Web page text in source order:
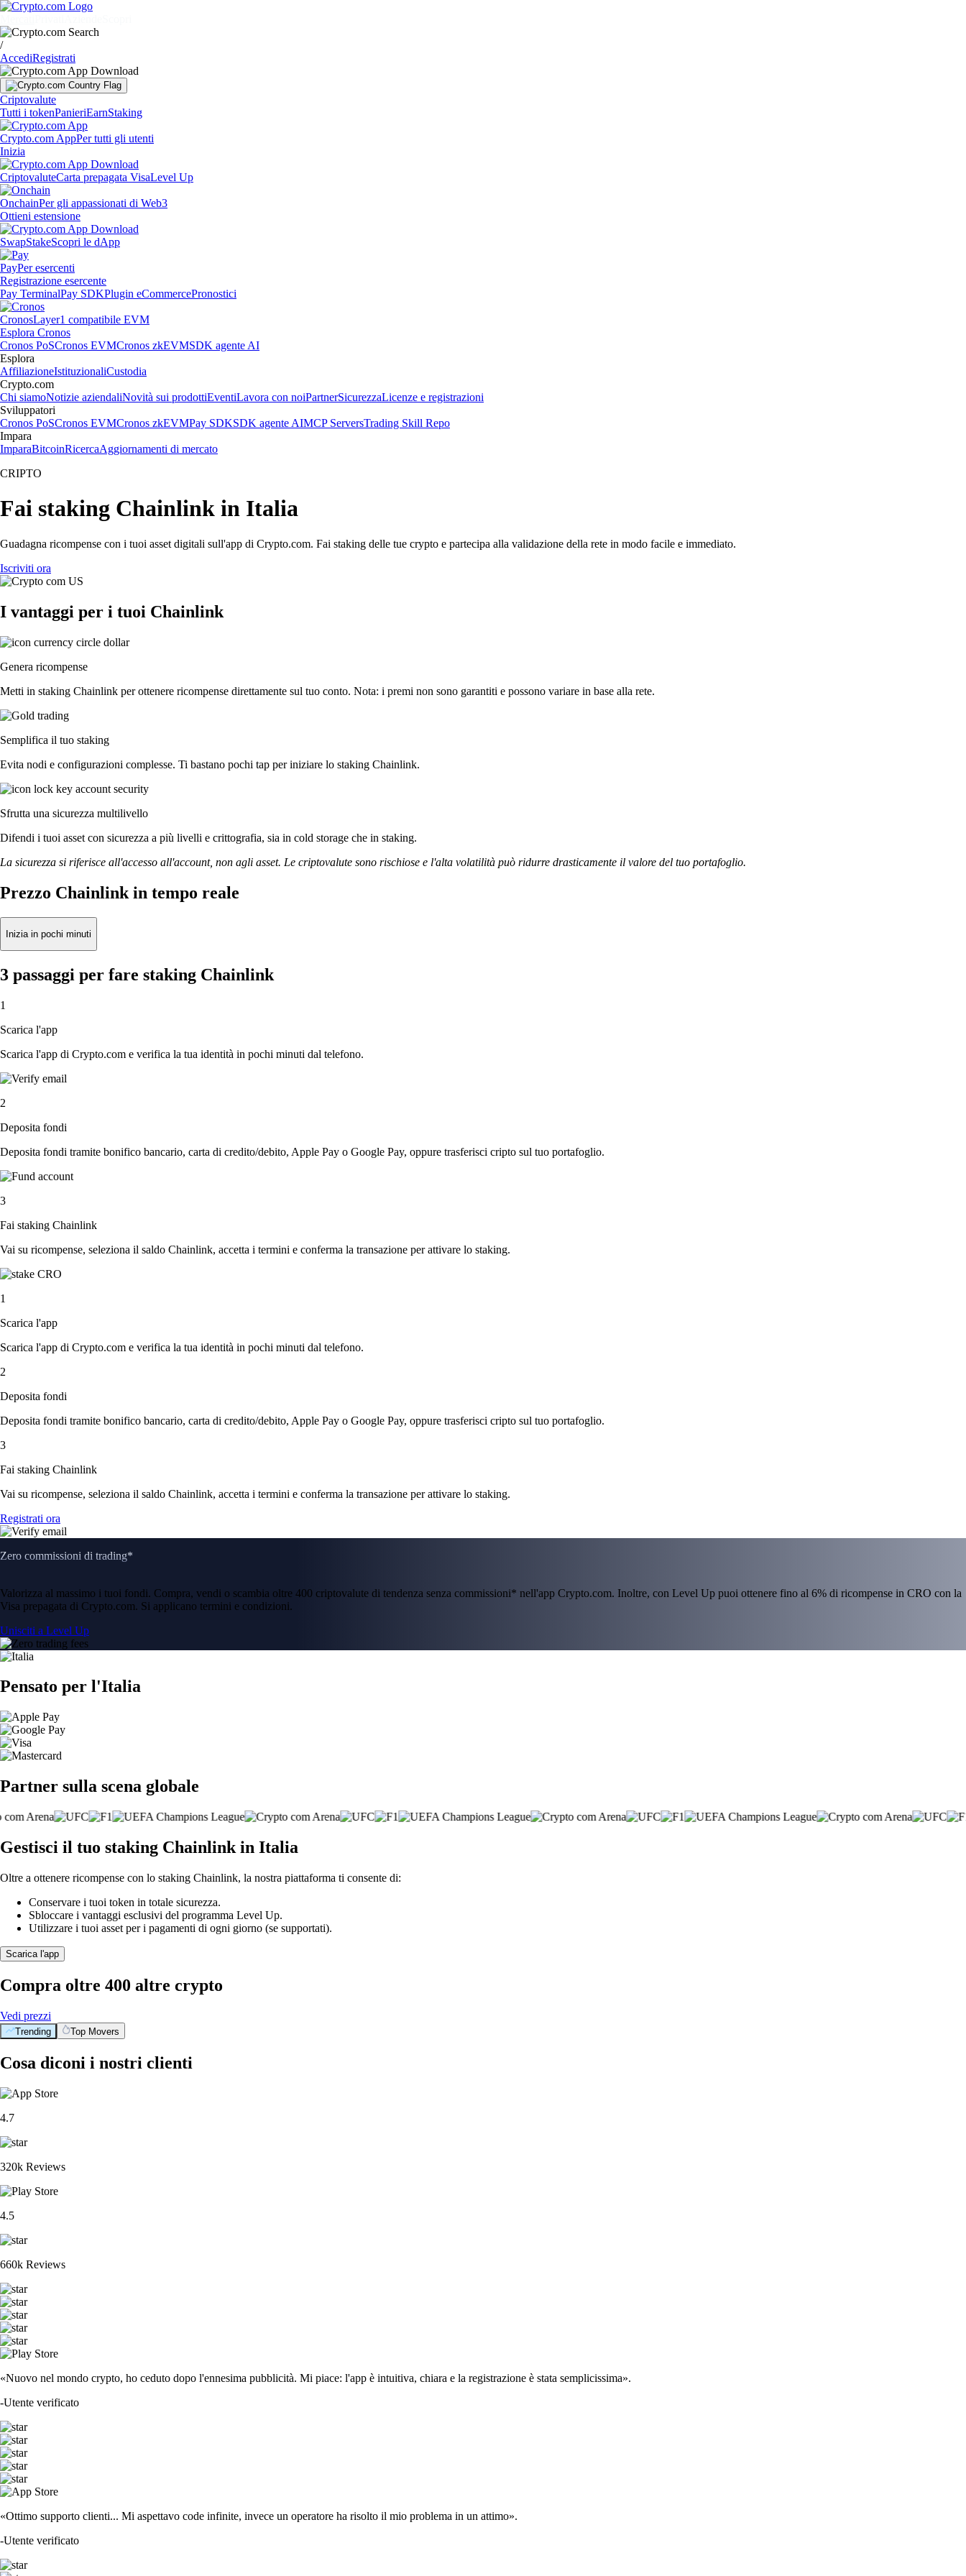
/
AccediRegistrati
Criptovalute
Tutti i tokenPanieriEarnStaking
Crypto.com AppPer tutti gli utenti
Inizia
CriptovaluteCarta prepagata VisaLevel Up
OnchainPer gli appassionati di Web3
Ottieni estensione
SwapStakeScopri le dApp
PayPer esercenti
Registrazione esercente
Pay TerminalPay SDKPlugin eCommercePronostici
CronosLayer1 compatibile EVM
Esplora Cronos
Cronos PoSCronos EVMCronos zkEVMSDK agente AI
Esplora
AffiliazioneIstituzionaliCustodia
Crypto.com
Chi siamoNotizie aziendaliNovità sui prodottiEventiLavora con noiPartnerSicurezzaLicenze e registrazioni
Sviluppatori
Cronos PoSCronos EVMCronos zkEVMPay SDKSDK agente AIMCP ServersTrading Skill Repo
Impara
ImparaBitcoinRicercaAggiornamenti di mercato
CRIPTO
Fai staking Chainlink in Italia
Guadagna ricompense con i tuoi asset digitali sull'app di Crypto.com. Fai staking delle tue crypto e partecipa alla validazione della rete in modo facile e immediato.
Iscriviti ora
I vantaggi per i tuoi Chainlink
Genera ricompense
Metti in staking Chainlink per ottenere ricompense direttamente sul tuo conto. Nota: i premi non sono garantiti e possono variare in base alla rete.
Semplifica il tuo staking
Evita nodi e configurazioni complesse. Ti bastano pochi tap per iniziare lo staking Chainlink.
Sfrutta una sicurezza multilivello
Difendi i tuoi asset con sicurezza a più livelli e crittografia, sia in cold storage che in staking.
La sicurezza si riferisce all'accesso all'account, non agli asset. Le criptovalute sono rischiose e l'alta volatilità può ridurre drasticamente il valore del tuo portafoglio.
Prezzo Chainlink in tempo reale
Inizia in pochi minuti
3 passaggi per fare staking Chainlink
1
Scarica l'app
Scarica l'app di Crypto.com e verifica la tua identità in pochi minuti dal telefono.
2
Deposita fondi
Deposita fondi tramite bonifico bancario, carta di credito/debito, Apple Pay o Google Pay, oppure trasferisci cripto sul tuo portafoglio.
3
Fai staking Chainlink
Vai su ricompense, seleziona il saldo Chainlink, accetta i termini e conferma la transazione per attivare lo staking.
1
Scarica l'app
Scarica l'app di Crypto.com e verifica la tua identità in pochi minuti dal telefono.
2
Deposita fondi
Deposita fondi tramite bonifico bancario, carta di credito/debito, Apple Pay o Google Pay, oppure trasferisci cripto sul tuo portafoglio.
3
Fai staking Chainlink
Vai su ricompense, seleziona il saldo Chainlink, accetta i termini e conferma la transazione per attivare lo staking.
Registrati ora
Zero commissioni di trading*
Valorizza al massimo i tuoi fondi. Compra, vendi o scambia oltre 400 criptovalute di tendenza senza commissioni* nell'app Crypto.com. Inoltre, con Level Up puoi ottenere fino al 6% di ricompense in CRO con la
Visa prepagata di Crypto.com. Si applicano termini e condizioni.
Unisciti a Level Up
Pensato per l'Italia
Partner sulla scena globale
Gestisci il tuo staking Chainlink in Italia
Oltre a ottenere ricompense con lo staking Chainlink, la nostra piattaforma ti consente di:
Conservare i tuoi token in totale sicurezza.
Sbloccare i vantaggi esclusivi del programma Level Up.
Utilizzare i tuoi asset per i pagamenti di ogni giorno (se supportati).
Scarica l'app
Compra oltre 400 altre crypto
Vedi prezzi
Trending Top Movers
Cosa diconi i nostri clienti
4.7
320k Reviews
4.5
660k Reviews
«Nuovo nel mondo crypto, ho ceduto dopo l'ennesima pubblicità. Mi piace: l'app è intuitiva, chiara e la registrazione è stata semplicissima».
-Utente verificato
«Ottimo supporto clienti... Mi aspettavo code infinite, invece un operatore ha risolto il mio problema in un attimo».
-Utente verificato